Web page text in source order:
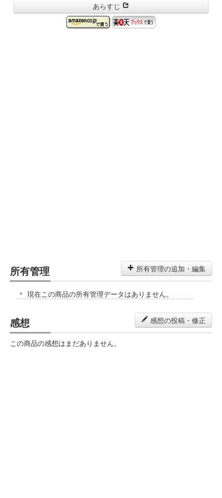
あらすじ
所有管理 所有管理の追加・編集
現在この商品の所有管理データはありません。
感想 感想の投稿・修正
この商品の感想はまだありません。